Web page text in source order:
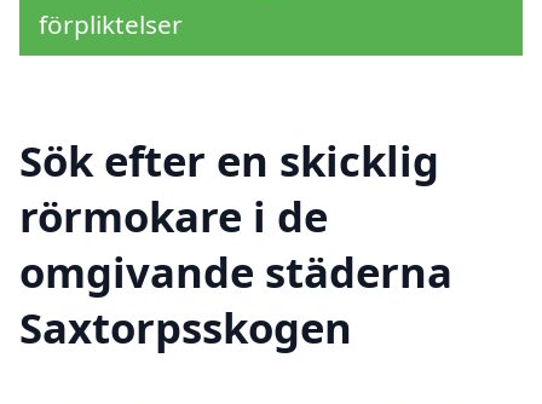
förpliktelser
Sök efter en skicklig
rörmokare i de
omgivande städerna
Saxtorpsskogen